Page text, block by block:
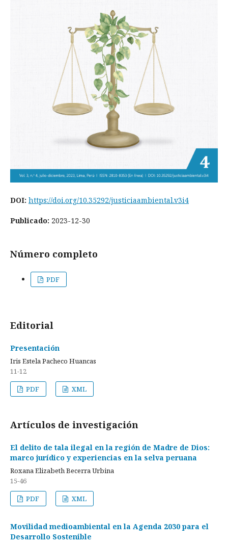
DOI: https://doi.org/10.35292/justiciaambiental.v3i4
Publicado: 2023-12-30
Número completo
PDF
Editorial
Presentación
Iris Estela Pacheco Huancas
11-12
PDF
XML
Artículos de investigación
El delito de tala ilegal en la región de Madre de Dios:
marco jurídico y experiencias en la selva peruana
Roxana Elizabeth Becerra Urbina
15-46
PDF
XML
Movilidad medioambiental en la Agenda 2030 para el
Desarrollo Sostenible